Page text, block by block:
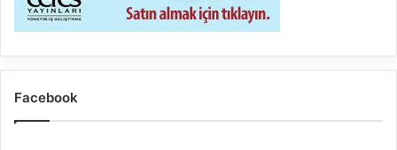
Facebook